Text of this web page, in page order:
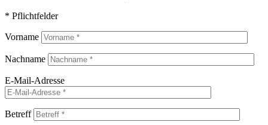
* Pflichtfelder
Vorname
Nachname
E-Mail-Adresse
Betreff